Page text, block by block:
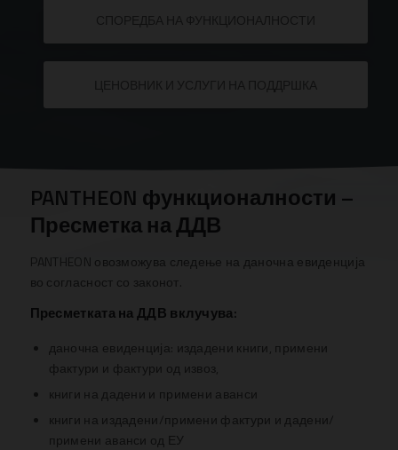
PANTHEON функционалности –
Пресметка на ДДВ
PANTHEON овозможува следење на даночна евиденција
во согласност со законот.
Пресметката на ДДВ вклучува:
даночна евиденција: издадени книги, примени
фактури и фактури од извоз,
книги на дадени и примени аванси
книги на издадени/примени фактури и дадени/
примени аванси од ЕУ